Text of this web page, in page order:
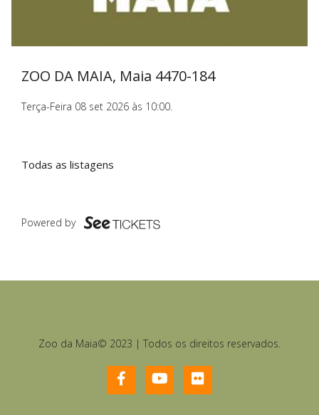
ZOO DA MAIA, Maia 4470-184
Terça-Feira 08 set 2026 às 10:00.
Todas as listagens
Powered by
Zoo da Maia© 2023 | Todos os direitos reservados.